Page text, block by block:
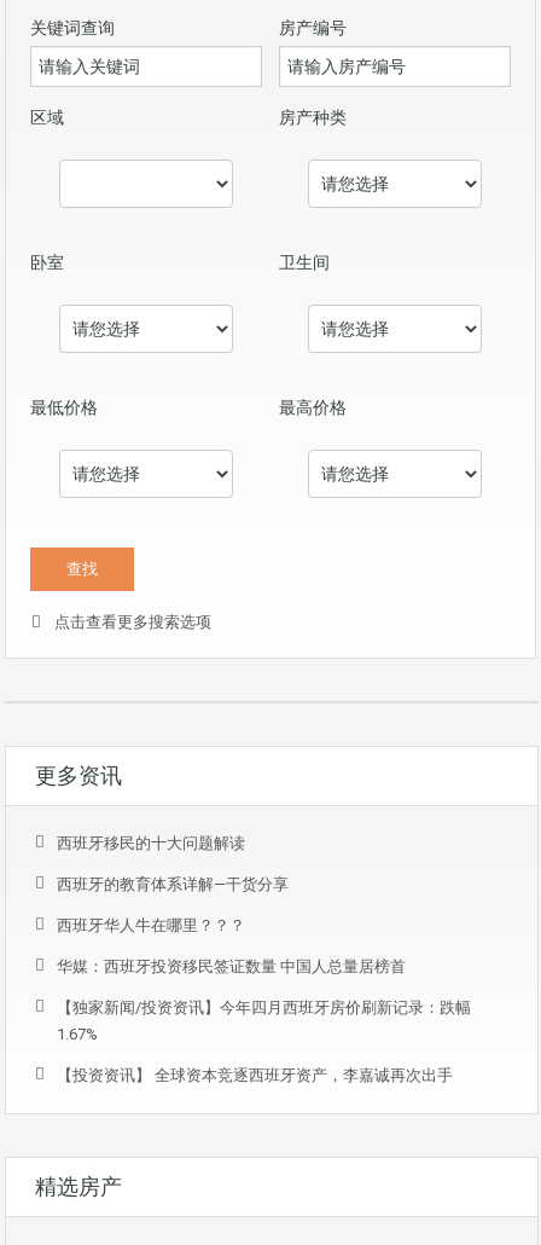
关键词查询 房产编号
区域 房产种类
卧室 卫生间
最低价格 最高价格
点击查看更多搜索选项
更多资讯
西班牙移民的十大问题解读
西班牙的教育体系详解—干货分享
西班牙华人牛在哪里？？？
华媒：西班牙投资移民签证数量 中国人总量居榜首
【独家新闻/投资资讯】今年四月西班牙房价刷新记录：跌幅
1.67%
【投资资讯】 全球资本竞逐西班牙资产，李嘉诚再次出手
精选房产